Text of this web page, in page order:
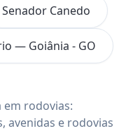
Senador Canedo
— Goiânia - GO
rodovias:
avenidas e rodovias